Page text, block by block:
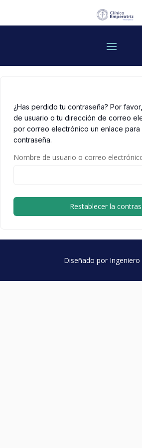
¿Has perdido tu contraseña? Por
de usuario o tu dirección de correo
por correo electrónico un enlace para
contraseña.
Nombre de usuario o correo
Restablecer la
Diseñado por Ingeniero